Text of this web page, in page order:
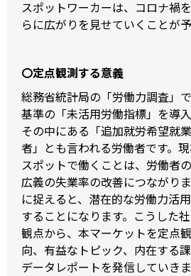
スポットワーカーは、コロナ禍
らに広がりを見せていくことが予
〇定点観測する意義
総務省統計局の「労働力調査」
基準の「未活用労働指標」を導
その中にある「追加就労希望就
者」とも言われる労働者です。
スポットで働くことは、労働者
広義の失業率の改善につながり
に捉えると、潜在的な労働力活
することになります。こうした
観点から、本マーケットを定点
向、有益なトピック、内在する
データレポートを発信していきま